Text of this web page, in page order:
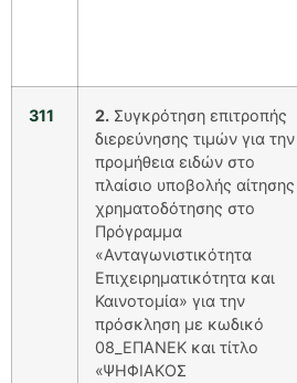
311 2. Συγκρότηση επιτροπής
διερεύνησης τιμών για την
προμήθεια ειδών στο
πλαίσιο υποβολής αίτησης
χρηματοδότησης στο
Πρόγραμμα
«Ανταγωνιστικότητα
Επιχειρηματικότητα και
Καινοτομία» για την
πρόσκληση με κωδικό
08_ΕΠΑΝΕΚ και τίτλο
«ΨΗΦΙΑΚΟΣ